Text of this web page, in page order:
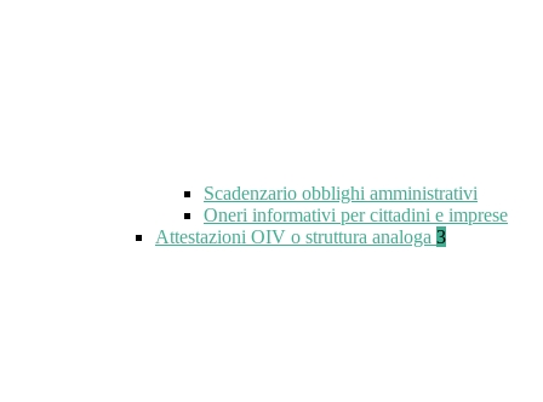
Scadenzario obblighi amministrativi
Oneri informativi per cittadini e imprese
Attestazioni OIV o struttura analoga 3